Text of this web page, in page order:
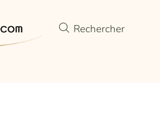
Rechercher